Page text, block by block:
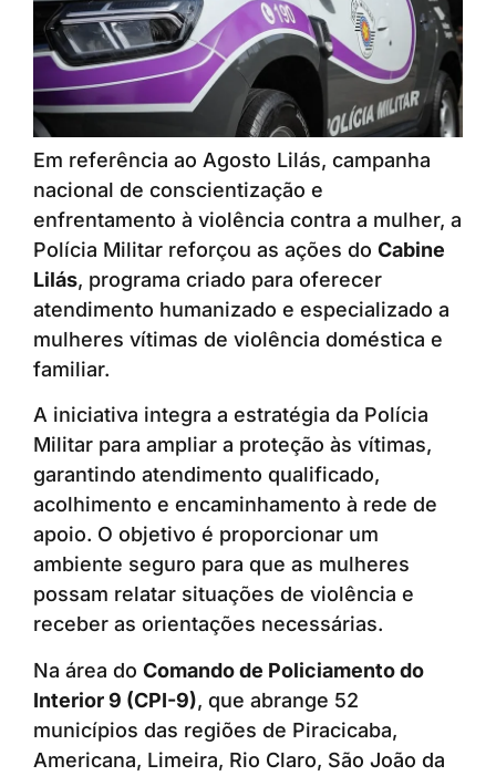
Em referência ao Agosto Lilás, campanha
nacional de conscientização e
enfrentamento à violência contra a mulher, a
Polícia Militar reforçou as ações do Cabine
Lilás, programa criado para oferecer
atendimento humanizado e especializado a
mulheres vítimas de violência doméstica e
familiar.
A iniciativa integra a estratégia da Polícia
Militar para ampliar a proteção às vítimas,
garantindo atendimento qualificado,
acolhimento e encaminhamento à rede de
apoio. O objetivo é proporcionar um
ambiente seguro para que as mulheres
possam relatar situações de violência e
receber as orientações necessárias.
Na área do Comando de Policiamento do
Interior 9 (CPI-9), que abrange 52
municípios das regiões de Piracicaba,
Americana, Limeira, Rio Claro, São João da